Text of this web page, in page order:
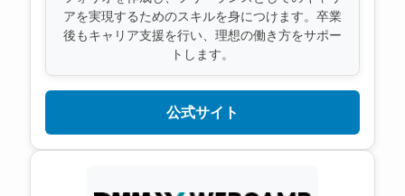
アを実現するためのスキルを身につけます。卒業
後もキャリア支援を行い、理想の働き方をサポー
トします。
公式サイト